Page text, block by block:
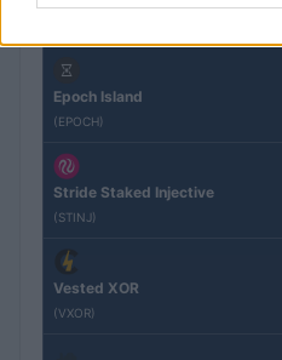
Epoch Island
(EPOCH)
Stride Staked Injective
(STINJ)
Vested XOR
(VXOR)